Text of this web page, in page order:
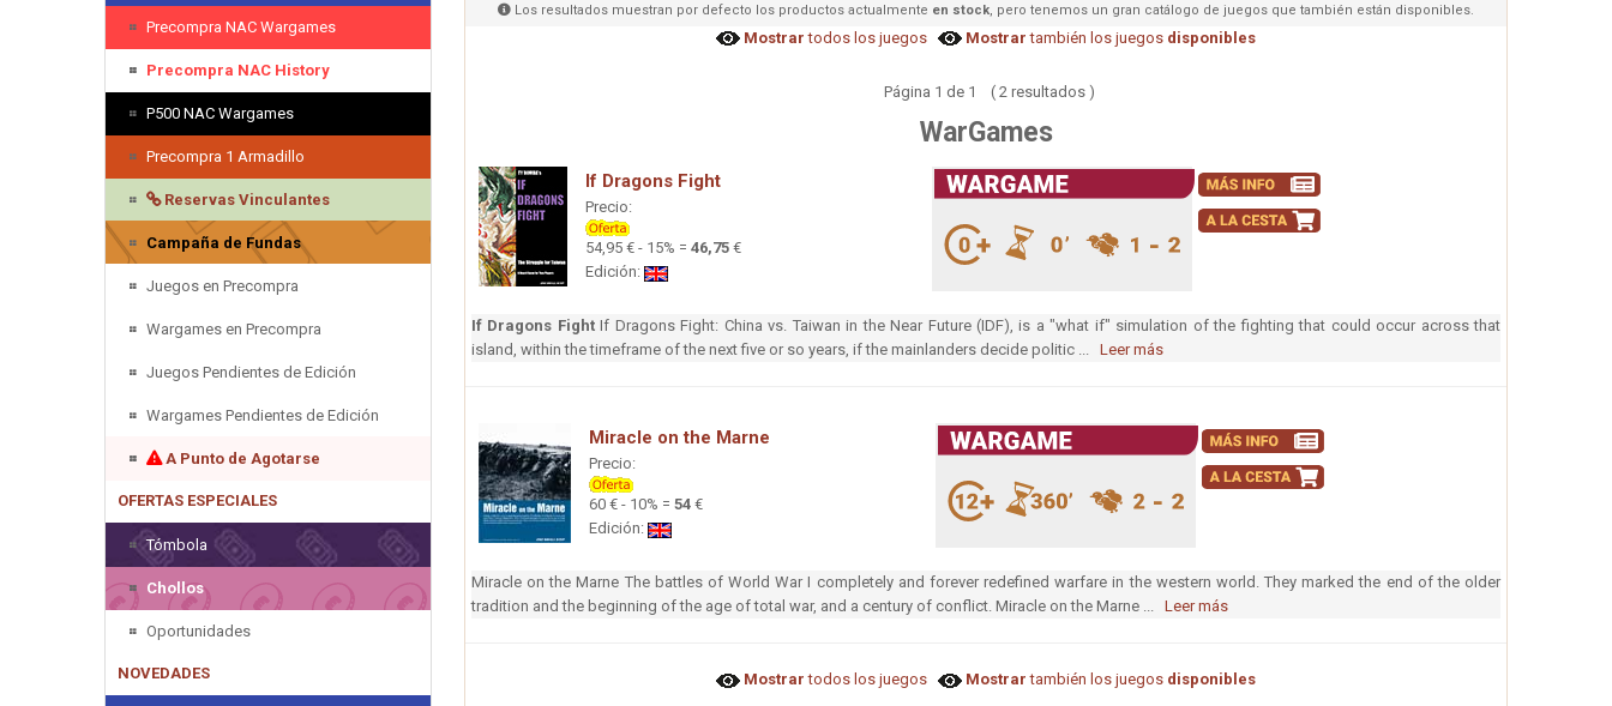
Precompra NAC Wargames
Precompra NAC History
P500 NAC Wargames
Precompra 1 Armadillo
Reservas Vinculantes
Campaña de Fundas
Juegos en Precompra
Wargames en Precompra
Juegos Pendientes de Edición
Wargames Pendientes de Edición
A Punto de Agotarse
OFERTAS ESPECIALES
Tómbola
Chollos
Oportunidades
NOVEDADES
Los resultados muestran por defecto los productos actualmente en stock, pero tenemos un gran catálogo de juegos que también están disponibles.
Mostrar todos los juegos Mostrar también los juegos disponibles
Página 1 de 1 ( 2 resultados )
WarGames
If Dragons Fight
Precio:
54,95 € - 15% = 46,75 €
Edición:
If Dragons FightIf Dragons Fight: China vs. Taiwan in the Near Future (IDF), is a "what if" simulation of the fighting that could occur across that
island, within the timeframe of the next five or so years, if the mainlanders decide politic ... Leer más
Miracle on the Marne
Precio:
60 € - 10% = 54 €
Edición:
Miracle on the Marne The battles of World War I completely and forever redefined warfare in the western world. They marked the end of the older
tradition and the beginning of the age of total war, and a century of conflict. Miracle on the Marne ... Leer más
Mostrar todos los juegos Mostrar también los juegos disponibles